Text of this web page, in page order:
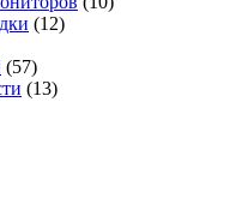
(12)
(57)
(13)